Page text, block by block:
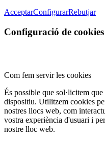
AcceptarConfigurarRebutjar
Configuració de
Com fem servir les cookies
És possible que sol·licitem
dispositiu. Utilitzem cookies
nostres llocs web, com
vostra experiència d'usuari i
nostre lloc web.